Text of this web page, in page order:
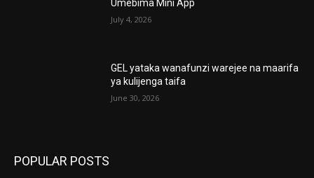
Umebima Mini App
July 4, 2026
GEL yataka wanafunzi warejee na maarifa
ya kulijenga taifa
June 30, 2026
POPULAR POSTS